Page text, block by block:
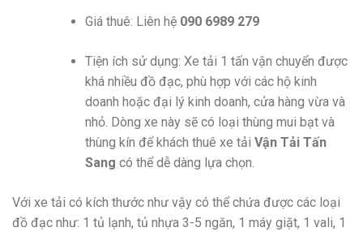
Giá thuê: Liên hệ 090 6989 279
Tiện ích sử dụng: Xe tải 1 tấn vận chuyển được
khá nhiều đồ đạc, phù hợp với các hộ kinh
doanh hoặc đại lý kinh doanh, cửa hàng vừa và
nhỏ. Dòng xe này sẽ có loại thùng mui bạt và
thùng kín để khách thuê xe tải Vận Tải Tấn
Sang có thể dễ dàng lựa chọn.
Với xe tải có kích thước như vậy có thể chứa được các loại
đồ đạc như: 1 tủ lạnh, tủ nhựa 3-5 ngăn, 1 máy giặt, 1 vali, 1